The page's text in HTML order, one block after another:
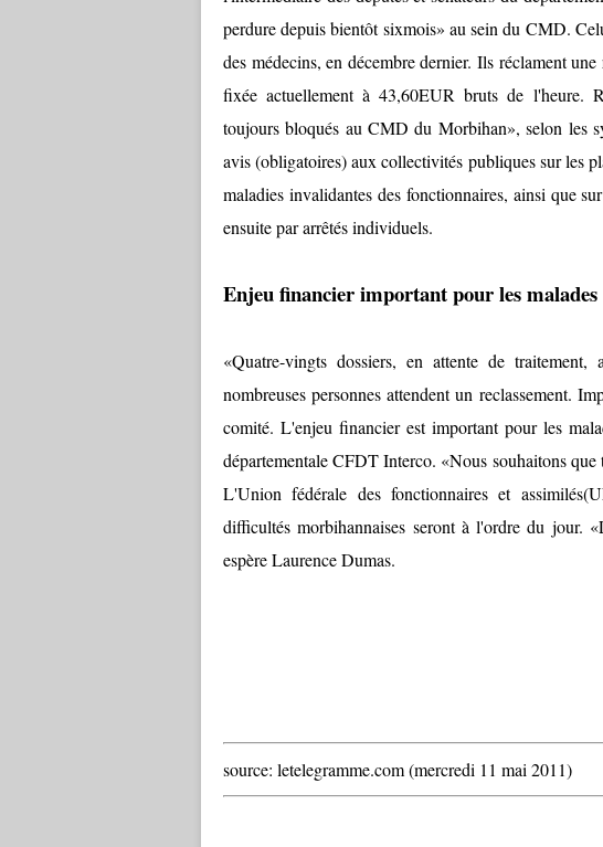
perdure depuis bientôt sixmois» au sein du CMD.
des médecins, en décembre dernier. Ils réclament
fixée actuellement à 43,60EUR bruts de l'heure.
toujours bloqués au CMD du Morbihan», selon les
avis (obligatoires) aux collectivités publiques sur les
maladies invalidantes des fonctionnaires, ainsi que
ensuite par arrêtés individuels.
Enjeu financier important pour les malades
«Quatre-vingts dossiers, en attente de
nombreuses personnes attendent un reclassement.
comité. L'enjeu financier est important pour les
départementale CFDT Interco. «Nous souhaitons
L'Union fédérale des fonctionnaires et
difficultés morbihannaises seront à l'ordre du jour.
espère Laurence Dumas.
source: letelegramme.com (mercredi 11 mai 2011)